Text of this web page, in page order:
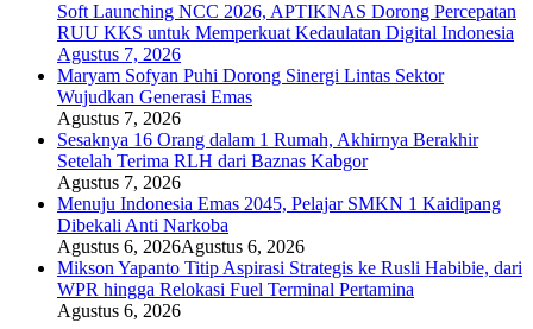
Soft Launching NCC 2026, APTIKNAS Dorong Percepatan
RUU KKS untuk Memperkuat Kedaulatan Digital Indonesia
Agustus 7, 2026
Maryam Sofyan Puhi Dorong Sinergi Lintas Sektor
Wujudkan Generasi Emas
Agustus 7, 2026
Sesaknya 16 Orang dalam 1 Rumah, Akhirnya Berakhir
Setelah Terima RLH dari Baznas Kabgor
Agustus 7, 2026
Menuju Indonesia Emas 2045, Pelajar SMKN 1 Kaidipang
Dibekali Anti Narkoba
Agustus 6, 2026Agustus 6, 2026
Mikson Yapanto Titip Aspirasi Strategis ke Rusli Habibie, dari
WPR hingga Relokasi Fuel Terminal Pertamina
Agustus 6, 2026